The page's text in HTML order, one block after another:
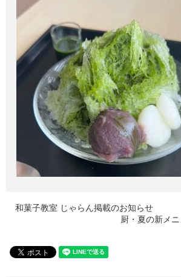
和菓子教室 じゃらん掲載のお知らせ
厨・夏の新メニ